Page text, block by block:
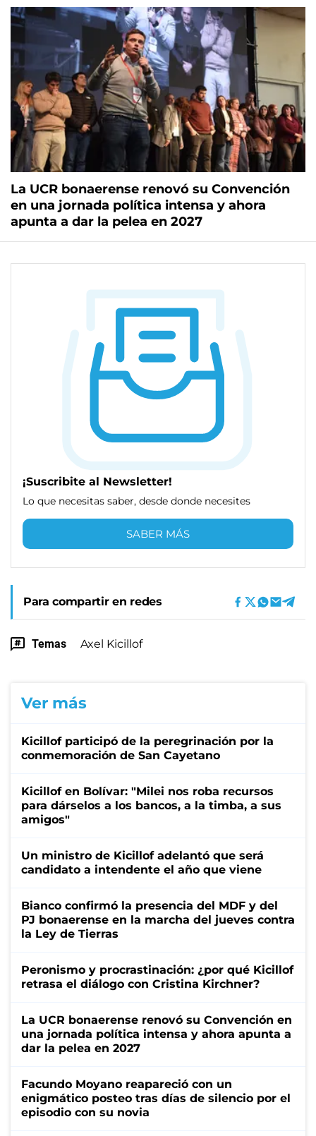
La UCR bonaerense renovó su Convención
en una jornada política intensa y ahora
apunta a dar la pelea en 2027
¡Suscribite al Newsletter!
Lo que necesitas saber, desde donde necesites
SABER MÁS
Para compartir en redes
Temas Axel Kicillof
Ver más
Kicillof participó de la peregrinación por la
conmemoración de San Cayetano
Kicillof en Bolívar: "Milei nos roba recursos
para dárselos a los bancos, a la timba, a sus
amigos"
Un ministro de Kicillof adelantó que será
candidato a intendente el año que viene
Bianco confirmó la presencia del MDF y del
PJ bonaerense en la marcha del jueves contra
la Ley de Tierras
Peronismo y procrastinación: ¿por qué Kicillof
retrasa el diálogo con Cristina Kirchner?
La UCR bonaerense renovó su Convención en
una jornada política intensa y ahora apunta a
dar la pelea en 2027
Facundo Moyano reapareció con un
enigmático posteo tras días de silencio por el
episodio con su novia